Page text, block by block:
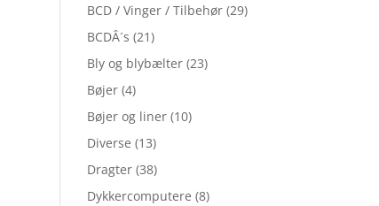
BCD / Vinger / Tilbehør (29)
BCDÂ´s (21)
Bly og blybælter (23)
Bøjer (4)
Bøjer og liner (10)
Diverse (13)
Dragter (38)
Dykkercomputere (8)